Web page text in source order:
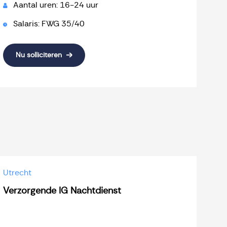
Aantal uren: 16-24 uur
Salaris: FWG 35/40
Nu solliciteren
Utrecht
Verzorgende IG Nachtdienst